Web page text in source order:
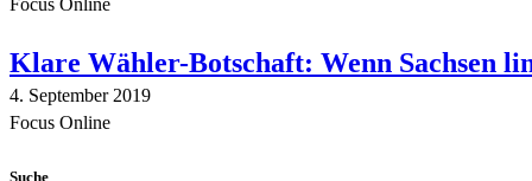
Klare Wähler-Botschaft: Wenn Sachsen
4. September 2019
Focus Online
Suche